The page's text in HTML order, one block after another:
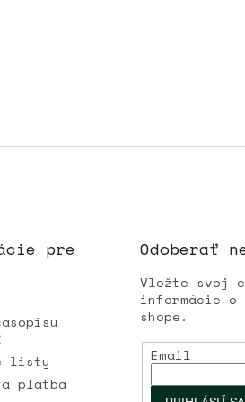
pre
listy
a platba
Odoberať
Vložte svoj
informácie o
shope.
Email